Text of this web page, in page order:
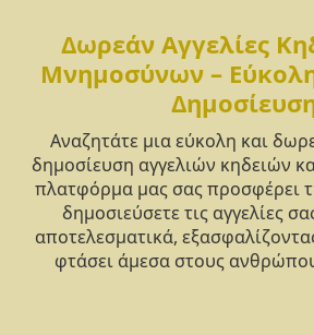
Δωρεάν Αγγελίες
Μνημοσύνων –
Αναζητάτε μια εύκολη και
δημοσίευση αγγελιών κηδειών
πλατφόρμα μας σας προσφέρει
δημοσιεύσετε τις αγγελίες
αποτελεσματικά,
φτάσει άμεσα στους